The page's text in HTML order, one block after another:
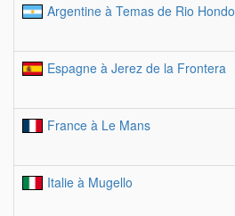
Argentine à Temas de Rio Hondo
Espagne à Jerez de la Frontera
France à Le Mans
Italie à Mugello